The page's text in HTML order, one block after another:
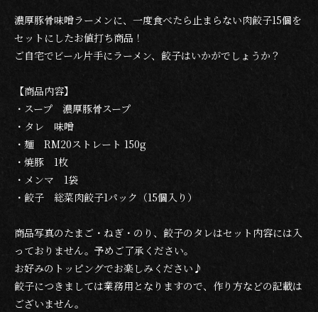
濃厚豚骨味噌ラーメンに、一度食べたら止まらない肉餃子15個を
セットにしたお値打ち商品！
ご自宅でビール片手にラーメン、餃子はいかがでしょうか？
【商品内容】
・スープ 濃厚豚骨スープ
・タレ 味噌
・麺 RM20ストレート 150g
・焼豚 1枚
・メンマ 1袋
・餃子 総菜肉餃子1パック（15個入り）
商品写真のたまご・ねぎ・のり、餃子のタレはセット内容には入
っておりません。予めご了承ください。
お好みのトッピングでお楽しみください♪
餃子につきましては業務用となりますので、作り方などの記載は
ございません。